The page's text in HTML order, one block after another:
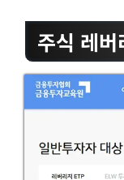
주식 레